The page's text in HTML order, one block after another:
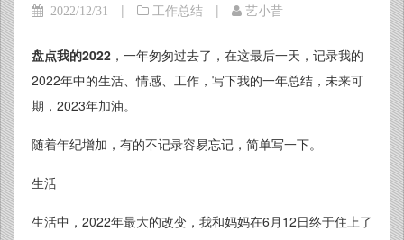
2022/12/31 | 工作总结 | 艺小昔
盘点我的2022 ，一年匆匆过去了，在这最后一天，记录我的
2022年中的生活、情感、工作，写下我的一年总结，未来可
期，2023年加油。
随着年纪增加，有的不记录容易忘记，简单写一下。
生活
生活中，2022年最大的改变，我和妈妈在6月12日终于住上了